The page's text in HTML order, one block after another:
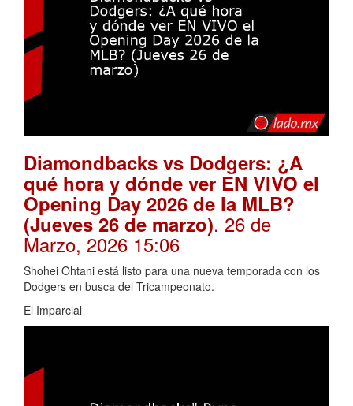
Diamondbacks vs Dodgers: ¿A
qué hora y dónde ver EN VIVO el
Opening Day 2026 de la MLB?
(Jueves 26 de marzo). 26 de
Marzo, 2026 15:06
Shohei Ohtani está listo para una nueva temporada con los
Dodgers en busca del Tricampeonato.
El Imparcial